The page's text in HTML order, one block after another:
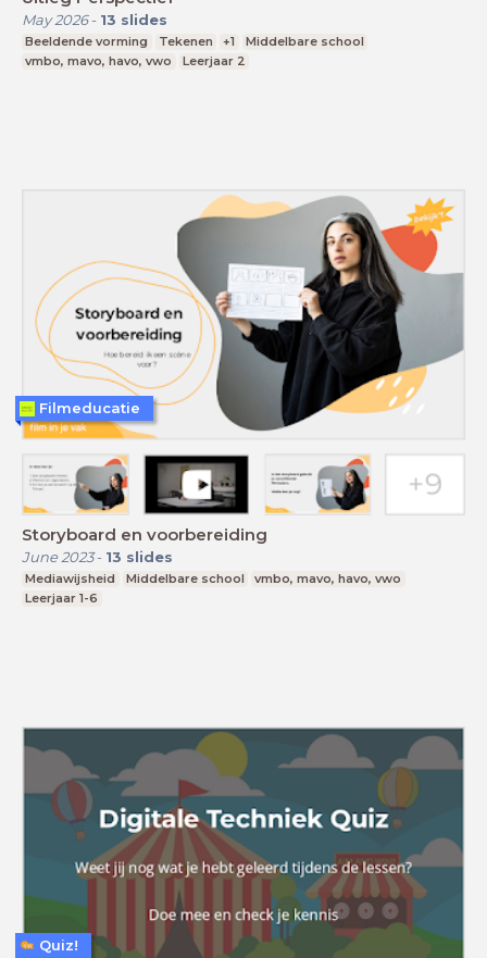
May 2026- 13 slides
Beeldende vorming Tekenen +1
Middelbare school
vmbo, mavo, havo, vwo
Leerjaar 2
Storyboard en voorbereiding
June 2023- 13 slides
Mediawijsheid Middelbare school
vmbo, mavo, havo, vwo
Leerjaar 1-6
Filmeducatie
Quiz!